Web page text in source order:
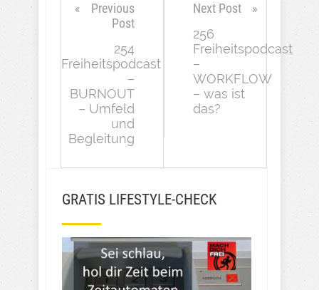
Previous
Post
254
Freiheitspodcast
–
BURNOUT
– Umfeld
und
Begleitung
Next Post
256
Freiheitspodcast
–
WORKFLOW
– was ist
das?
GRATIS LIFESTYLE-CHECK